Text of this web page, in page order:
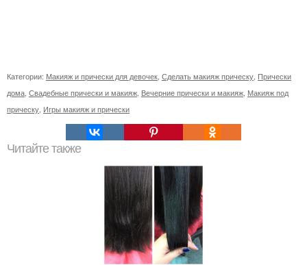
Категории: Макияж и прически для девочек Сделать макияж прическу Прически
дома Свадебные прически и макияж Вечерние прически и макияж Макияж под
прическу Игры макияж и прически
Читайте также